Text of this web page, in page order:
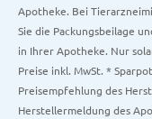
Apotheke. Bei
Sie die Packungsbeilage
in Ihrer Apotheke. Nur
Preise inkl. MwSt. *
Preisempfehlung des
Herstellermeldung des